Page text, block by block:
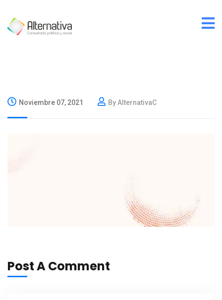
Noviembre 07, 2021 By AlternativaC
Post A Comment